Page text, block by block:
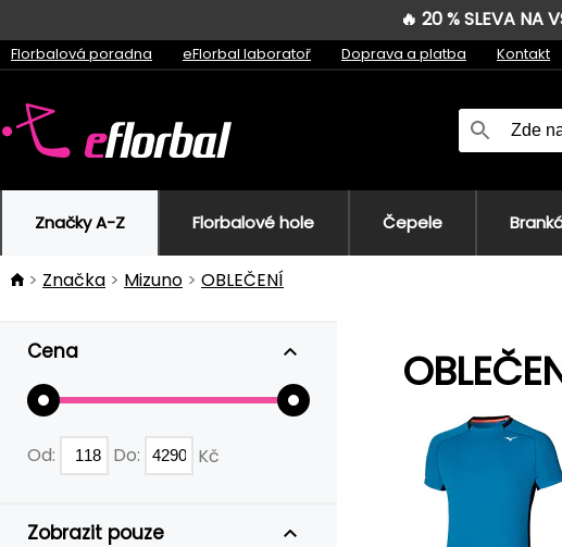
🔥 20 % SLEVA NA
Florbalová poradna eFlorbal laboratoř Doprava a platba Kontakt
Značky A-Z Florbalové hole Čepele
Značka Mizuno OBLEČENÍ
Cena
Od: Do: Kč
Zobrazit pouze